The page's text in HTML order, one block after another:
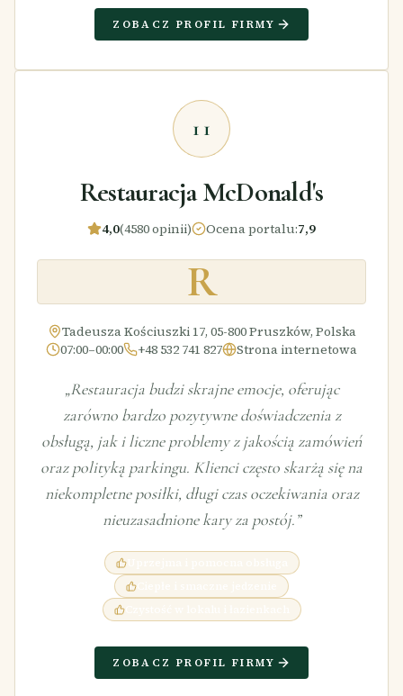
ZOBACZ PROFIL FIRMY
11
Restauracja McDonald's
4,0(4580 opinii) Ocena portalu:7,9
R
Tadeusza Kościuszki 17, 05-800 Pruszków, Polska
07:00–00:00
+48 532 741 827 Strona internetowa
„Restauracja budzi skrajne emocje, oferując
zarówno bardzo pozytywne doświadczenia z
obsługą, jak i liczne problemy z jakością zamówień
oraz polityką parkingu. Klienci często skarżą się na
niekompletne posiłki, długi czas oczekiwania oraz
nieuzasadnione kary za postój.”
Uprzejma i pomocna obsługa
Czystość w lokalu i łazienkach
ZOBACZ PROFIL FIRMY